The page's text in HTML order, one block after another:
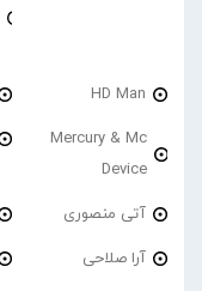
HD Man
Mercury & Mc
Device
آتی منصوری
آرا صلاحی